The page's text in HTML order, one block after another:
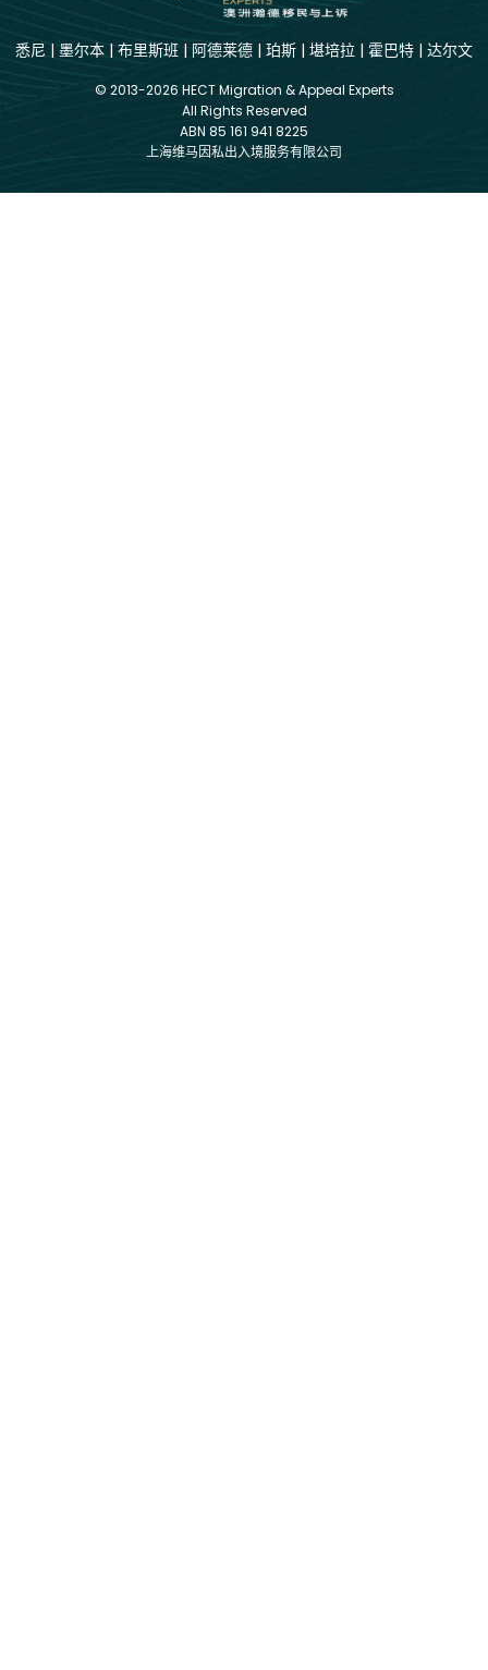
悉尼 | 墨尔本 | 布里斯班 | 阿德莱德 | 珀斯 | 堪培拉 | 霍巴特 | 达尔文
© 2013-2026 HECT Migration & Appeal Experts
All Rights Reserved
ABN 85 161 941 8225
上海维马因私出入境服务有限公司